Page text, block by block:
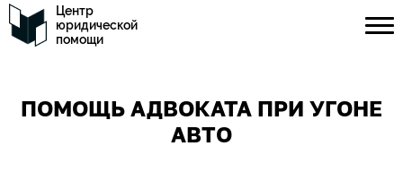
Центр
юридической
помощи
ПОМОЩЬ АДВОКАТА ПРИ УГОНЕ
АВТО